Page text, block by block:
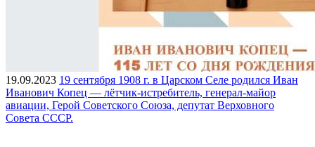
19.09.2023 19 сентября 1908 г. в Царском Селе родился Иван
Иванович Копец — лётчик-истребитель, генерал-майор
авиации, Герой Советского Союза, депутат Верховного
Совета СССР.